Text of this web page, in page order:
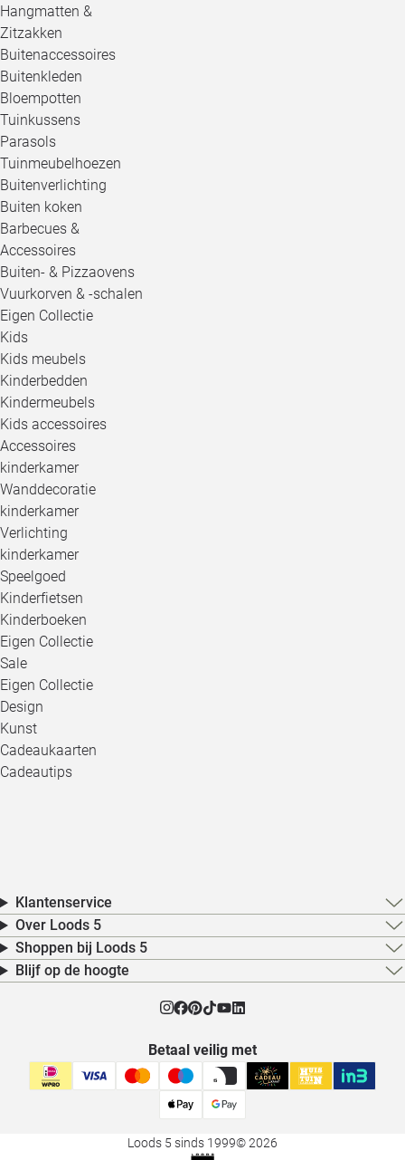
Hangmatten &
Zitzakken
Buitenaccessoires
Buitenkleden
Bloempotten
Tuinkussens
Parasols
Tuinmeubelhoezen
Buitenverlichting
Buiten koken
Barbecues &
Accessoires
Buiten- & Pizzaovens
Vuurkorven & -schalen
Eigen Collectie
Kids
Kids meubels
Kinderbedden
Kindermeubels
Kids accessoires
Accessoires
kinderkamer
Wanddecoratie
kinderkamer
Verlichting
kinderkamer
Speelgoed
Kinderfietsen
Kinderboeken
Eigen Collectie
Sale
Eigen Collectie
Design
Kunst
Cadeaukaarten
Cadeautips
Klantenservice
Over Loods 5
Shoppen bij Loods 5
Blijf op de hoogte
Betaal veilig met
Loods 5 sinds 1999© 2026